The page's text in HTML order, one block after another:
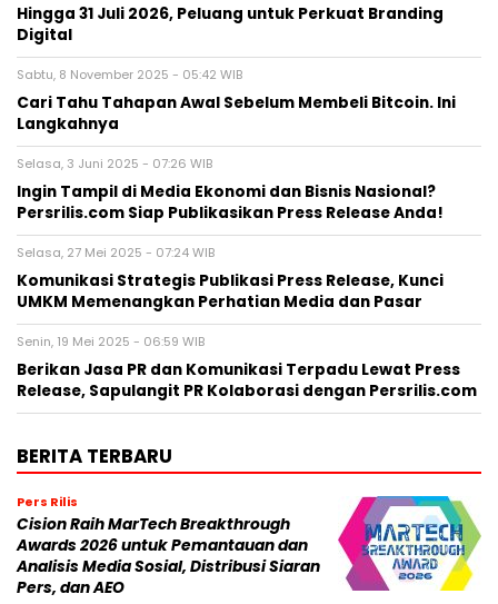
Hingga 31 Juli 2026, Peluang untuk Perkuat Branding
Digital
Sabtu, 8 November 2025 - 05:42 WIB
Cari Tahu Tahapan Awal Sebelum Membeli Bitcoin. Ini
Langkahnya
Selasa, 3 Juni 2025 - 07:26 WIB
Ingin Tampil di Media Ekonomi dan Bisnis Nasional?
Persrilis.com Siap Publikasikan Press Release Anda!
Selasa, 27 Mei 2025 - 07:24 WIB
Komunikasi Strategis Publikasi Press Release, Kunci
UMKM Memenangkan Perhatian Media dan Pasar
Senin, 19 Mei 2025 - 06:59 WIB
Berikan Jasa PR dan Komunikasi Terpadu Lewat Press
Release, Sapulangit PR Kolaborasi dengan Persrilis.com
BERITA TERBARU
Pers Rilis
Cision Raih MarTech Breakthrough
Awards 2026 untuk Pemantauan dan
Analisis Media Sosial, Distribusi Siaran
Pers, dan AEO